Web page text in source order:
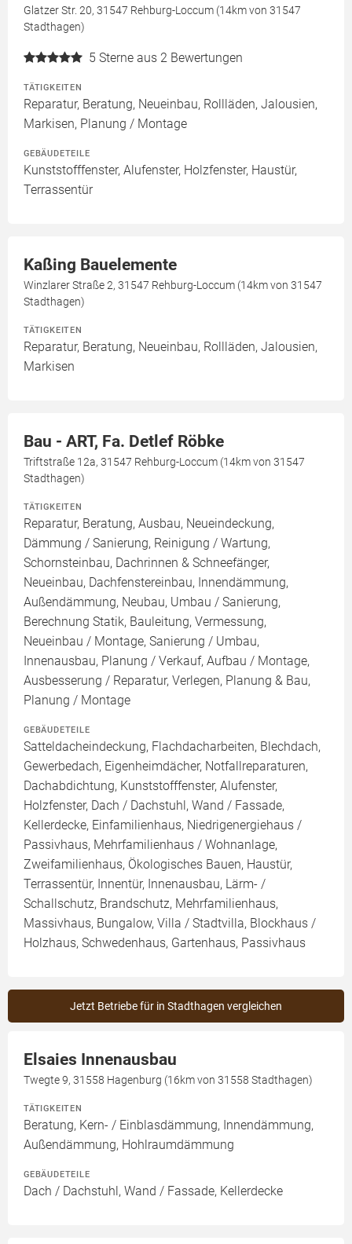
Glatzer Str. 20, 31547 Rehburg-Loccum (14km von 31547
Stadthagen)
5 Sterne aus 2 Bewertungen
TÄTIGKEITEN
Reparatur, Beratung, Neueinbau, Rollläden, Jalousien,
Markisen, Planung / Montage
GEBÄUDETEILE
Kunststofffenster, Alufenster, Holzfenster, Haustür,
Terrassentür
Kaßing Bauelemente
Winzlarer Straße 2, 31547 Rehburg-Loccum (14km von 31547
Stadthagen)
TÄTIGKEITEN
Reparatur, Beratung, Neueinbau, Rollläden, Jalousien,
Markisen
Bau - ART, Fa. Detlef Röbke
Triftstraße 12a, 31547 Rehburg-Loccum (14km von 31547
Stadthagen)
TÄTIGKEITEN
Reparatur, Beratung, Ausbau, Neueindeckung,
Dämmung / Sanierung, Reinigung / Wartung,
Schornsteinbau, Dachrinnen & Schneefänger,
Neueinbau, Dachfenstereinbau, Innendämmung,
Außendämmung, Neubau, Umbau / Sanierung,
Berechnung Statik, Bauleitung, Vermessung,
Neueinbau / Montage, Sanierung / Umbau,
Innenausbau, Planung / Verkauf, Aufbau / Montage,
Ausbesserung / Reparatur, Verlegen, Planung & Bau,
Planung / Montage
GEBÄUDETEILE
Satteldacheindeckung, Flachdacharbeiten, Blechdach,
Gewerbedach, Eigenheimdächer, Notfallreparaturen,
Dachabdichtung, Kunststofffenster, Alufenster,
Holzfenster, Dach / Dachstuhl, Wand / Fassade,
Kellerdecke, Einfamilienhaus, Niedrigenergiehaus /
Passivhaus, Mehrfamilienhaus / Wohnanlage,
Zweifamilienhaus, Ökologisches Bauen, Haustür,
Terrassentür, Innentür, Innenausbau, Lärm- /
Schallschutz, Brandschutz, Mehrfamilienhaus,
Massivhaus, Bungalow, Villa / Stadtvilla, Blockhaus /
Holzhaus, Schwedenhaus, Gartenhaus, Passivhaus
Jetzt Betriebe für in Stadthagen vergleichen
Elsaies Innenausbau
Twegte 9, 31558 Hagenburg (16km von 31558 Stadthagen)
TÄTIGKEITEN
Beratung, Kern- / Einblasdämmung, Innendämmung,
Außendämmung, Hohlraumdämmung
GEBÄUDETEILE
Dach / Dachstuhl, Wand / Fassade, Kellerdecke